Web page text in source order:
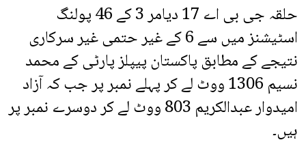
حلقہ جی بی اے 17 دیامر 3 کے 46 پولنگ
اسٹیشنز میں سے 6 کے غیر حتمی غیر سرکاری
نتیجے کے مطابق پاکستان پیپلز پارٹی کے محمد
نسیم 1306 ووٹ لے کر پہلے نمبر پر جب کہ آزاد
امیدوار عبدالکریم 803 ووٹ لے کر دوسرے نمبر پر
ہیں۔